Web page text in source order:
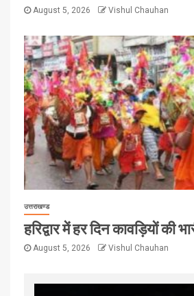
August 5, 2026 Vishul Chauhan
उत्तराखण्ड
हरिद्वार में हर दिन कावड़ियों की
August 5, 2026 Vishul Chauhan